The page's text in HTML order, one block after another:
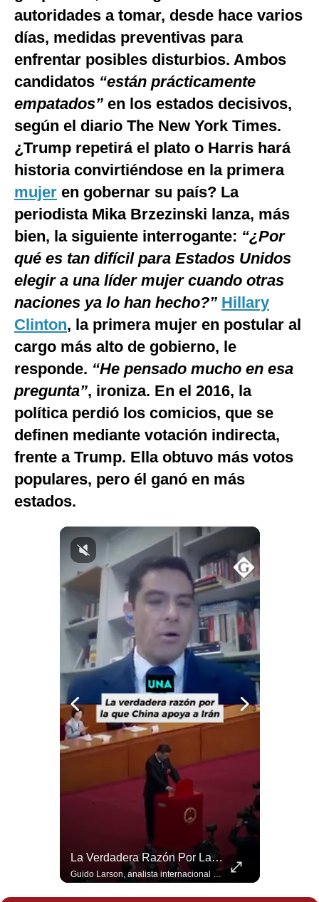
autoridades a tomar, desde hace varios
días, medidas preventivas para
enfrentar posibles disturbios. Ambos
candidatos “están prácticamente
empatados” en los estados decisivos,
según el diario The New York Times.
¿Trump repetirá el plato o Harris hará
historia convirtiéndose en la primera
mujer en gobernar su país? La
periodista Mika Brzezinski lanza, más
bien, la siguiente interrogante: “¿Por
qué es tan difícil para Estados Unidos
elegir a una líder mujer cuando otras
naciones ya lo han hecho?” Hillary
Clinton, la primera mujer en postular al
cargo más alto de gobierno, le
responde. “He pensado mucho en esa
pregunta”, ironiza. En el 2016, la
política perdió los comicios, que se
definen mediante votación indirecta,
frente a Trump. Ella obtuvo más votos
populares, pero él ganó en más
estados.
La Verdadera Razón Por La Que China Apoya A Irán | Gestión Mundo
Guido Larson, analista internacional explica que la guerra no puede entenderse únicamente como un enfrentamiento entre Estados Unidos e Irán, sino también dentro de la competencia global entre Washington y Pekín. El analista sostiene que China mantiene su relación petrolera con Irán y que le interesa que Estados Unidos consuma recursos y pierda influencia. 🚀 ¿Quieres entender el mundo sin ruido? Únete a nuestra comunidad y forma parte del cambio. #GestiónNewsroomLive #NoticiasGlobales #AnálisisGeopolítico #EconomíaMundial #IA #Geopolítica #LatinosEnUSA #NoticiasEnEspañol 👉 Suscríbete y activa la campana para no perderte nuestro análisis diario. 🌎 Síguenos en nuestras redes sociales: 📌 Web oficial: https://gestion.pe/mundo/ 📌 LinkedIn: http://bit.ly/3HYIET0 📌 X (Twitter): http://bit.ly/4noZtX9 📌 TikTok: http://bit.ly/4evB6TO